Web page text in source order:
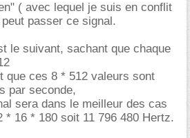
( avec lequel je suis en conflit
passer ce signal.
le suivant, sachant que chaque
que ces 8 * 512 valeurs sont
par seconde,
sera dans le meilleur des cas
* 16 * 180 soit 11 796 480 Hertz.